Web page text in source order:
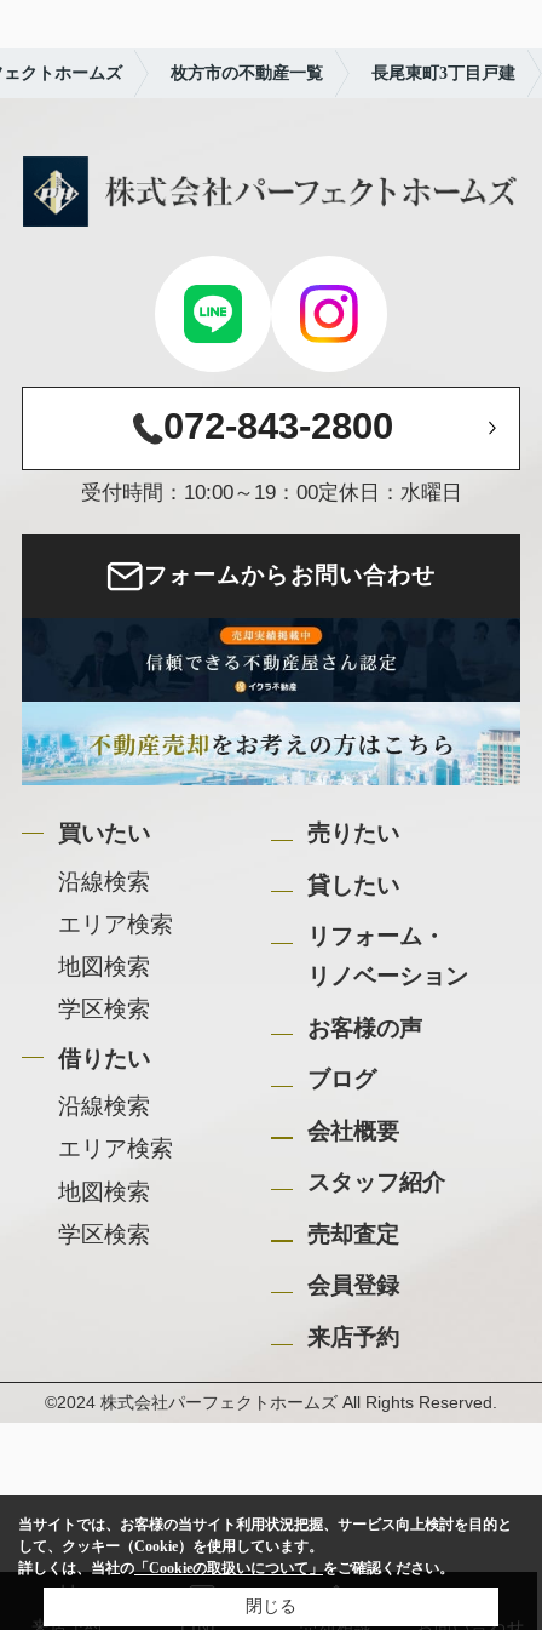
クトホームズ 枚方市の不動産一覧 長尾東町3丁目戸建
072-843-2800
受付時間：10:00～19：00定休日：水曜日
フォームからお問い合わせ
買いたい
沿線検索
エリア検索
地図検索
学区検索
借りたい
沿線検索
エリア検索
地図検索
学区検索
売りたい
貸したい
リフォーム・
リノベーション
お客様の声
ブログ
会社概要
スタッフ紹介
売却査定
会員登録
来店予約
©2024 株式会社パーフェクトホームズ All Rights Reserved.
当サイトでは、お客様の当サイト利用状況把握、サービス向上検討を目的と
して、クッキー（Cookie）を使用しています。
詳しくは、当社の「Cookieの取扱いについて」をご確認ください。
閉じる